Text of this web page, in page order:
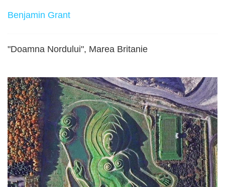
Benjamin Grant
"Doamna Nordului", Marea Britanie